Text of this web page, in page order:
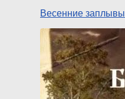
Весенние заплывы